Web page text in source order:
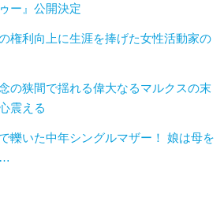
ー』公開決定
権利向上に生涯を捧げた女性活動家の
の狭間で揺れる偉大なるマルクスの末
震える
轢いた中年シングルマザー！ 娘は母を